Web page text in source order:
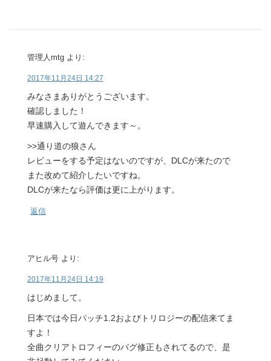
管理人mtg より:
2017年11月24日 14:27
みなさまありがとうございます。
確認しました！
早速購入して遊んできます～。
>>通り道の狼さん
レビューをする予定はないのですが、DLCが来たので
また改めて紹介したいですね。
DLCが来たなら評価は更に上がります。
返信
アヒル号 より:
2017年11月24日 14:19
はじめまして。
日本では今日パッチ1.2およびトリロジーの配信来てま
すよ！
全曲クリアトロフィーのバグ修正もされてるので、是